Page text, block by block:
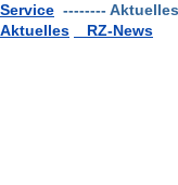
Service --------
Aktuelles
RZ-News